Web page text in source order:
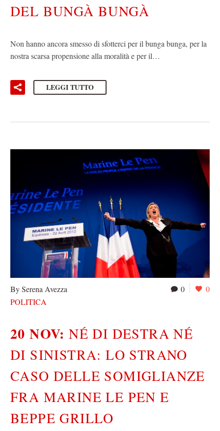
DEL BUNGÀ BUNGÀ
Non hanno ancora smesso di sfotterci per il bunga bunga, per la
nostra scarsa propensione alla moralità e per il…
LEGGI TUTTO
0 0
By Serena Avezza
POLITICA
20 NOV:NÉ DI DESTRA NÉ
DI SINISTRA: LO STRANO
CASO DELLE SOMIGLIANZE
FRA MARINE LE PEN E
BEPPE GRILLO